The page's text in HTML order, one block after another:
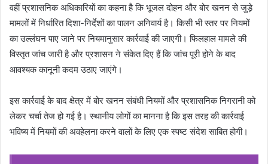
वहीं प्रशासनिक अधिकारियों का कहना है कि भूजल दोहन और बोर खनन से जुड़े
मामलों में निर्धारित दिशा-निर्देशों का पालन अनिवार्य है। किसी भी स्तर पर नियमों
का उल्लंघन पाए जाने पर नियमानुसार कार्रवाई की जाएगी। फिलहाल मामले की
विस्तृत जांच जारी है और प्रशासन ने संकेत दिए हैं कि जांच पूरी होने के बाद
आवश्यक कानूनी कदम उठाए जाएंगे।
इस कार्रवाई के बाद क्षेत्र में बोर खनन संबंधी नियमों और प्रशासनिक निगरानी को
लेकर चर्चा तेज हो गई है। स्थानीय लोगों का मानना है कि इस तरह की कार्रवाई
भविष्य में नियमों की अवहेलना करने वालों के लिए एक स्पष्ट संदेश साबित होगी।